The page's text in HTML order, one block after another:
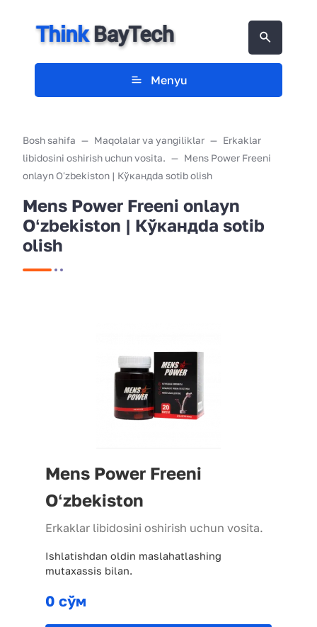
Menyu
Bosh sahifa Maqolalar va yangiliklar
Erkaklar
libidosini oshirish uchun vosita.
Mens Power Freeni
onlayn Oʻzbekiston | Кўкандda sotib olish
Mens Power Freeni onlayn
Oʻzbekiston | Кўкандda sotib
olish
Mens Power Freeni
Oʻzbekiston
Erkaklar libidosini oshirish uchun vosita.
Ishlatishdan oldin maslahatlashing
mutaxassis bilan.
0 сўм